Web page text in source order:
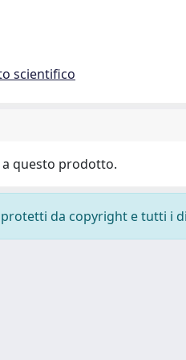
scientifico
questo prodotto.
da copyright e tutti i